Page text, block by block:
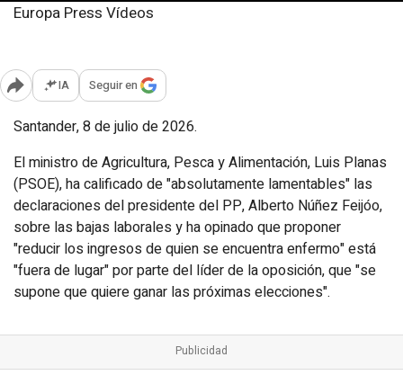
Europa Press Vídeos
Abrir opciones para compartir
IA Seguir en
Santander, 8 de julio de 2026.
El ministro de Agricultura, Pesca y Alimentación, Luis Planas
(PSOE), ha calificado de "absolutamente lamentables" las
declaraciones del presidente del PP, Alberto Núñez Feijóo,
sobre las bajas laborales y ha opinado que proponer
"reducir los ingresos de quien se encuentra enfermo" está
"fuera de lugar" por parte del líder de la oposición, que "se
supone que quiere ganar las próximas elecciones".